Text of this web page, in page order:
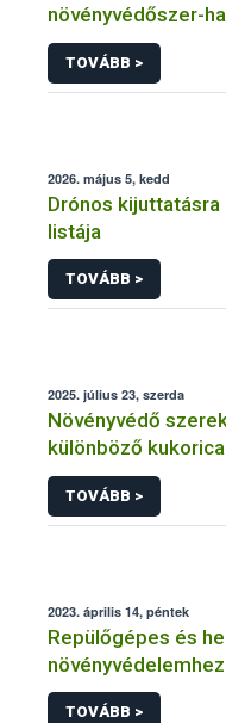
növényvédőszer-
engedélyezésére,
eljárásba
TOVÁBB >
2026. május 5, kedd
Drónos
listája
TOVÁBB >
2025. július 23, szerda
Növényvédő
különböző
TOVÁBB >
2023. április 14, péntek
Repülőgépes és
rendelkező
TOVÁBB >